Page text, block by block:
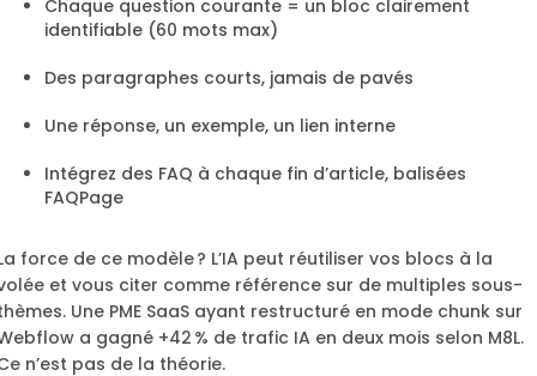
Chaque question courante = un bloc clairement
identifiable (60 mots max)
Des paragraphes courts, jamais de pavés
Une réponse, un exemple, un lien interne
Intégrez des FAQ à chaque fin d’article, balisées
FAQPage
force de ce modèle ? L’IA peut réutiliser vos blocs à la
et vous citer comme référence sur de multiples sous-
Une PME SaaS ayant restructuré en mode chunk sur
a gagné +42 % de trafic IA en deux mois selon M8L.
n’est pas de la théorie.